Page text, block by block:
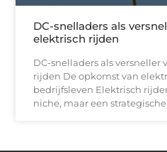
DC-snelladers als
elektrisch rijden
DC-snelladers als versneller
rijden De opkomst van
bedrijfsleven Elektrisch
niche, maar een strategische